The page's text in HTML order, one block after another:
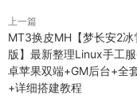
上一篇
MT3换皮MH【梦长安2冰
版】最新整理Linux手工
卓苹果双端+GM后台+全
+详细搭建教程